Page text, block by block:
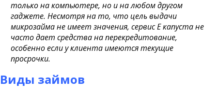
только на компьютере, но и на любом другом
гаджете. Несмотря на то, что цель выдачи
микрозайма не имеет значения, сервис Е капуста не
часто дает средства на перекредитование,
особенно если у клиента имеются текущие
просрочки.
Виды займов